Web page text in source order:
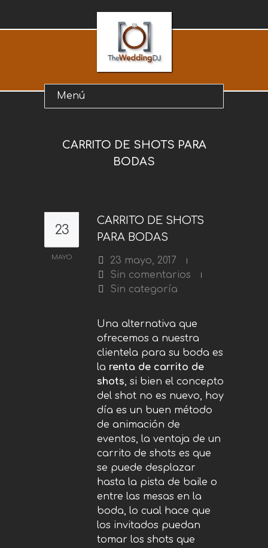
CARRITO DE SHOTS PARA
BODAS
23
MAYO
CARRITO DE SHOTS
PARA BODAS
23 mayo, 2017
Sin comentarios
Sin categoría
Una alternativa que
ofrecemos a nuestra
clientela para su boda es
la renta de carrito de
shots, si bien el concepto
del shot no es nuevo, hoy
día es un buen método
de animación de
eventos, la ventaja de un
carrito de shots es que
se puede desplazar
hasta la pista de baile o
entre las mesas en la
boda, lo cual hace que
los invitados puedan
tomar los shots que